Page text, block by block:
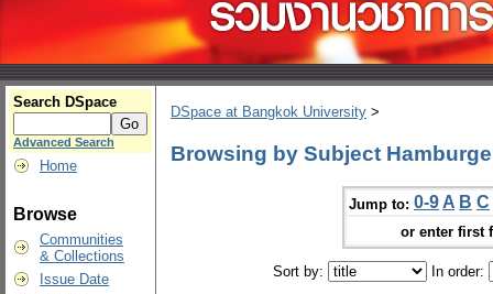
Search DSpace
Advanced Search
Home
Browse
Communities
& Collections
Issue Date
DSpace at Bangkok University >
Browsing by Subject
Jump to: 0-9 A B C
or enter first
Sort by: In order: